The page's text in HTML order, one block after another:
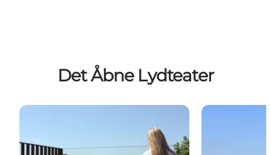
Det Åbne Lydteater
Det Åbne Lydteater Havet